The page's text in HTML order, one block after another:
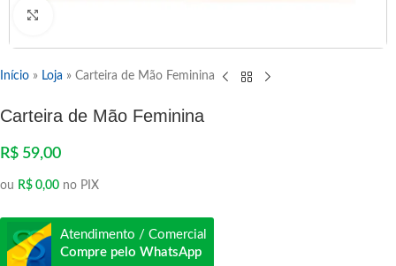
Início » Loja » Carteira de Mão Feminina
Carteira de Mão Feminina
R$ 59,00
ou R$ 0,00 no PIX
Atendimento / Comercial
Compre pelo WhatsApp